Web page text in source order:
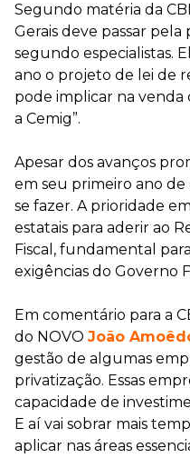
Segundo matéria da
Gerais deve passar
segundo especialistas.
ano o projeto de lei de
pode implicar na venda
a Cemig”.
Apesar dos avanços
em seu primeiro ano
se fazer. A prioridade
estatais para aderir ao
Fiscal, fundamental
exigências do Governo
Em comentário para a
do NOVO João
gestão de algumas
privatização. Essas
capacidade de
E aí vai sobrar mais
aplicar nas áreas